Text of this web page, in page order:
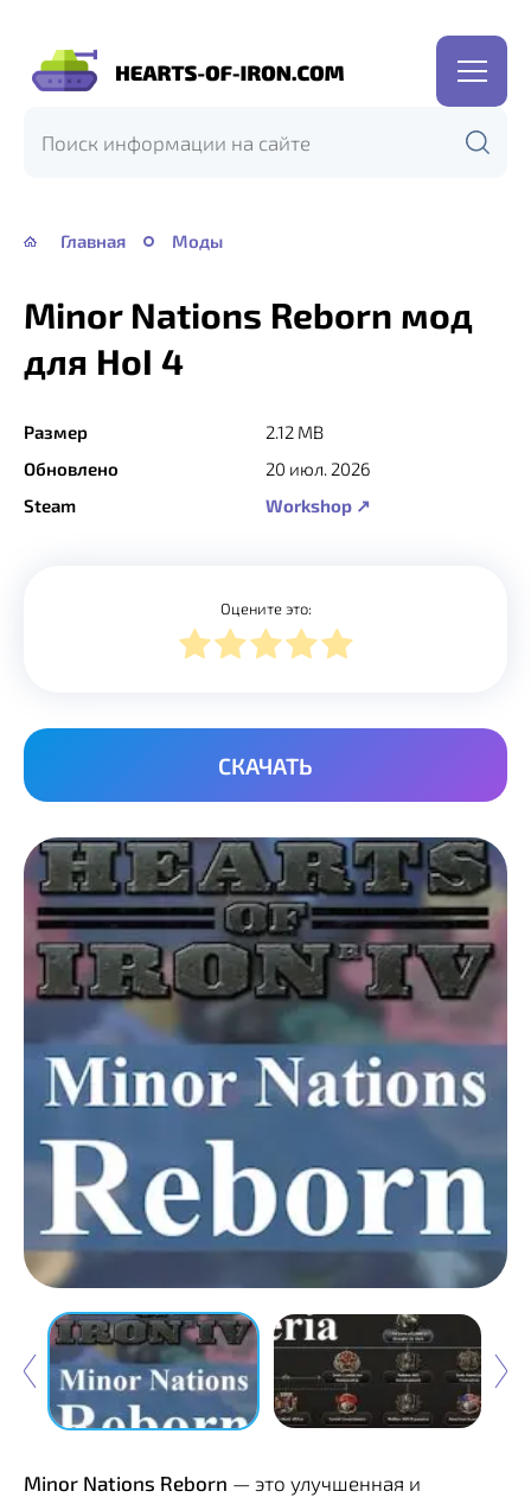
Hearts
Iron
Главная Моды
Minor Nations Reborn мод
для HoI 4
Размер
2.12 MB
Обновлено
20 июл. 2026
Steam
Workshop ↗
Оцените это:
СКАЧАТЬ
Minor Nations Reborn — это улучшенная и